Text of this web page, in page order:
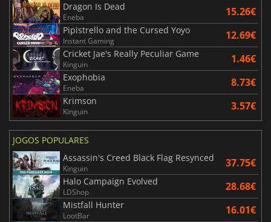
Dragon Is Dead
Eneba 15.26€
Pipistrello and the Cursed Yoyo
Instant Gaming 12.69€
Cricket Jae's Really Peculiar Game
Kinguin 1.46€
Exophobia
Eneba 8.73€
Krimson
Kinguin 3.57€
JOGOS POPULARES
Assassin's Creed Black Flag Resynced
Kinguin 37.75€
Halo Campaign Evolved
LDShop 28.68€
Mistfall Hunter
LootBar 16.01€